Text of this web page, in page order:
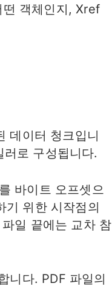
객체인지, Xref
데이터 청크입니
로 구성됩니다.
바이트 오프셋으
기 위한 시작점의
일 끝에는 교차 참
니다. PDF 파일의